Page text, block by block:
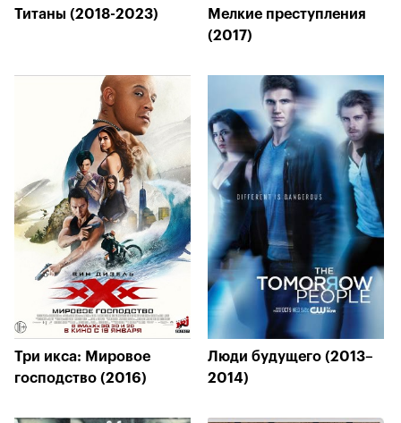
Титаны (2018-2023)
Мелкие преступления
(2017)
Три икса: Мировое
господство (2016)
Люди будущего (2013–
2014)